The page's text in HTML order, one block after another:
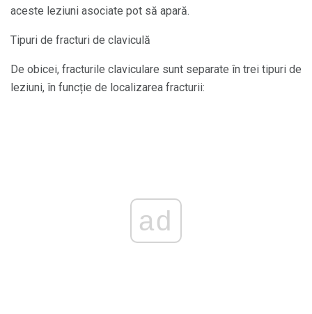
aceste leziuni asociate pot să apară.
Tipuri de fracturi de claviculă
De obicei, fracturile claviculare sunt separate în trei tipuri de
leziuni, în funcție de localizarea fracturii:
ad